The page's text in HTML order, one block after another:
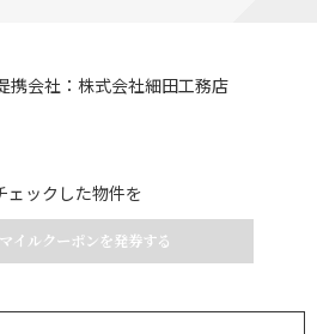
携会社：株式会社細田工務店
ェックした物件を
イルクーポンを発券する